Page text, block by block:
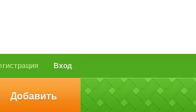
Вход
Добавить